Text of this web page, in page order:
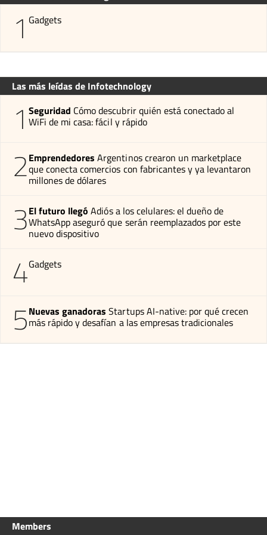
1 Gadgets
Las más leídas de Infotechnology
1 Seguridad Cómo descubrir quién está conectado al
WiFi de mi casa: fácil y rápido
2Emprendedores Argentinos crearon un marketplace
que conecta comercios con fabricantes y ya levantaron
millones de dólares
3El futuro llegó Adiós a los celulares: el dueño de
WhatsApp aseguró que serán reemplazados por este
nuevo dispositivo
4Gadgets
5Nuevas ganadoras Startups AI-native: por qué crecen
más rápido y desafían a las empresas tradicionales
Members